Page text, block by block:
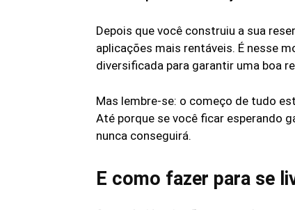
Depois que você construiu a sua
aplicações mais rentáveis. É nesse
diversificada para garantir uma boa
Mas lembre-se: o começo de tudo
Até porque se você ficar esperando
nunca conseguirá.
E como fazer para se